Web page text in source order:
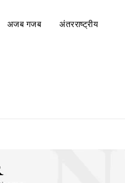
अजब गजब अंतरराष्ट्रीय